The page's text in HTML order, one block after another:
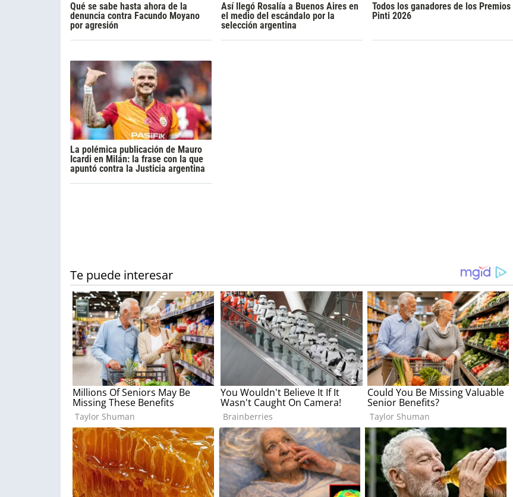
Qué se sabe hasta ahora de la
denuncia contra Facundo Moyano
por agresión
Así llegó Rosalía a Buenos Aires en
el medio del escándalo por la
selección argentina
Todos los ganadores de los Premios
Pinti 2026
La polémica publicación de Mauro
Icardi en Milán: la frase con la que
apuntó contra la Justicia argentina